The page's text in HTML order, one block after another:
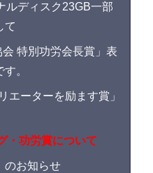
ルディスク23GB一部
て
会 特別功労会長賞」表
。
エーターを励ます賞」
功労賞について
お知らせ